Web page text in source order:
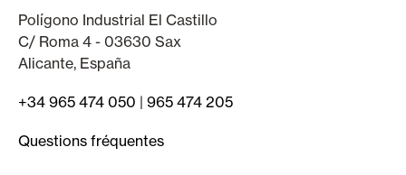
Polígono Industrial El Castillo
C/ Roma 4 - 03630 Sax
Alicante, España
+34 965 474 050 | 965 474 205
Questions fréquentes